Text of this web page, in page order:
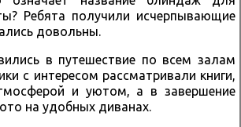
Ребята получили исчерпывающие
довольны.
в путешествие по всем залам
с интересом рассматривали книги,
и уютом, а в завершение
на удобных диванах.